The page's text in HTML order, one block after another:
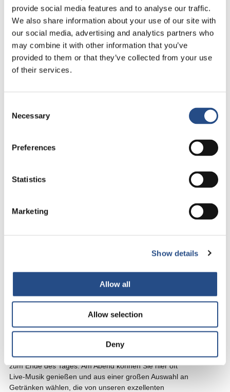
provide social media features and to analyse our traffic.
We also share information about your use of our site with
our social media, advertising and analytics partners who
may combine it with other information that you’ve
provided to them or that they’ve collected from your use
of their services.
Selection
Necessary
Preferences
Statistics
Marketing
Show details
Allow all
Allow selection
Deny
Die Terrasse unseres Bars ist der perfekte Ort für ein
erfrischendes Getränk oder einen leckeren Cocktail
zum Ende des Tages. Am Abend können Sie hier oft
Live-Musik genießen und aus einer großen Auswahl an
Getränken wählen, die von unseren exzellenten